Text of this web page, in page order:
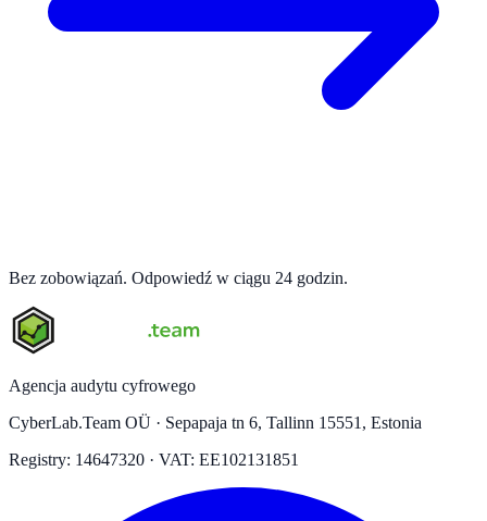
Bez zobowiązań. Odpowiedź w ciągu 24 godzin.
Agencja audytu cyfrowego
CyberLab.Team OÜ · Sepapaja tn 6, Tallinn 15551, Estonia
Registry: 14647320 · VAT: EE102131851